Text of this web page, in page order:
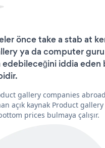
önce take a stab at
ya da computer
edebileceğini iddia eden
gallery companies
açık kaynak Product
prices bulmaya çalışır.